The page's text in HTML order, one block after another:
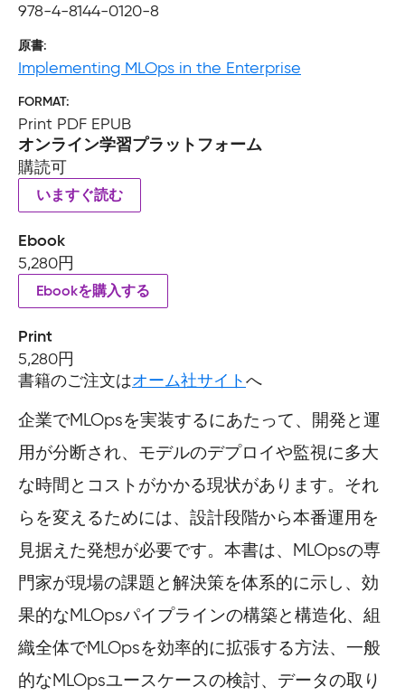
978-4-8144-0120-8
原書
Implementing MLOps in the Enterprise
FORMAT
Print PDF EPUB
オンライン学習プラットフォーム
購読可
いますぐ読む
Ebook
5,280円
Ebookを購入する
Print
5,280円
書籍のご注文はオーム社サイトへ
企業でMLOpsを実装するにあたって、開発と運
用が分断され、モデルのデプロイや監視に多大
な時間とコストがかかる現状があります。それ
らを変えるためには、設計段階から本番運用を
見据えた発想が必要です。本書は、MLOpsの専
門家が現場の課題と解決策を体系的に示し、効
果的なMLOpsパイプラインの構築と構造化、組
織全体でMLOpsを効率的に拡張する方法、一般
的なMLOpsユースケースの検討、データの取り